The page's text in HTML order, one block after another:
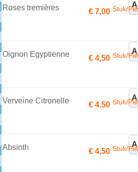
Roses tremières € 7,00 Stuk/
Oignon Egyptienne € 4,50 Stuk/
Verveine Citronelle € 4,50 Stuk/
Absinth € 4,50 Stuk/